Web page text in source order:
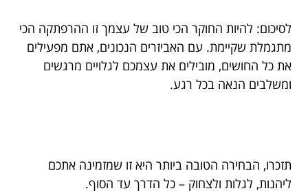
לסיכום: להיות החוקר הכי טוב של עצמך זו ההרפתקה הכי
מתגמלת שקיימת. עם האביזרים הנכונים, אתם מפעילים
את כל החושים, מובילים את עצמכם לגלויים מרגשים
ומשלבים הנאה בכל רגע.
תזכרו, הבחירה הטובה ביותר היא זו שמזמינה אתכם
ליהנות, לגלות ולצחוק – כל הדרך עד הסוף.